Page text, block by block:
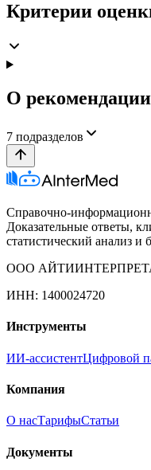
Критерии
О рекомендации
7 подразделов
Справочно-
Доказательные ответы,
статистический анализ и
ООО
ИНН: 1400024720
Инструменты
ИИ-ассистентЦифровой
Компания
О насТарифыСтатьи
Документы